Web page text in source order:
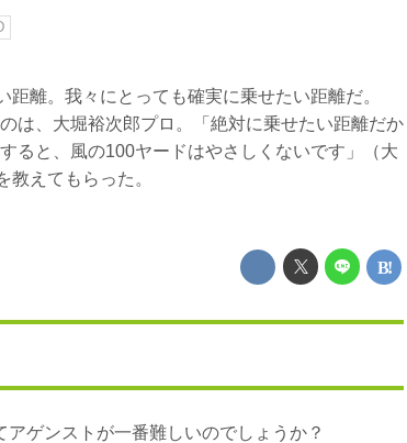
離。我々にとっても確実に乗せたい距離だ。
は、大堀裕次郎プロ。「絶対に乗せたい距離だか
ると、風の100ヤードはやさしくないです」（大
えてもらった。
ゲンストが一番難しいのでしょうか？